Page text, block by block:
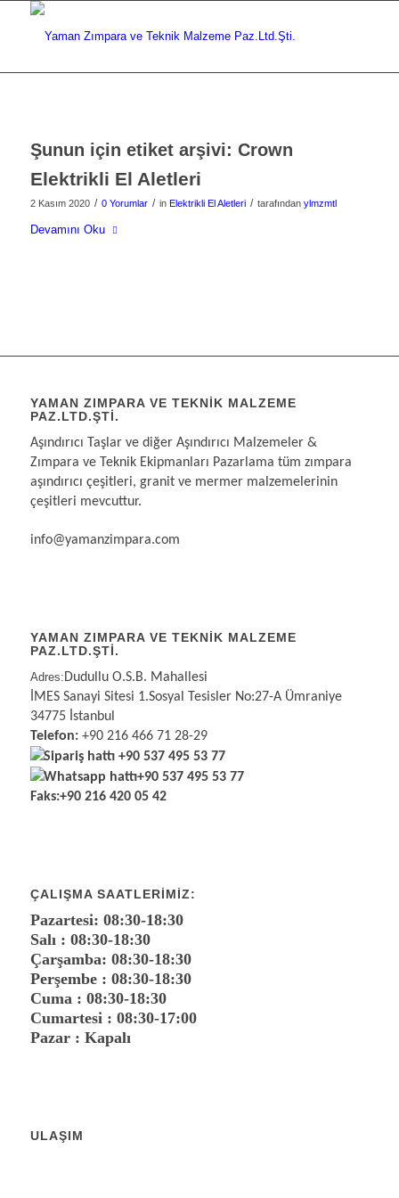
Şunun için etiket arşivi: Crown
Elektrikli El Aletleri
2 Kasım 2020 / 0 Yorumlar / in Elektrikli El Aletleri / tarafından ylmzmtl
Devamını Oku
YAMAN ZIMPARA VE TEKNIK MALZEME
PAZ.LTD.ŞTI.
Aşındırıcı Taşlar ve diğer Aşındırıcı Malzemeler &
Zımpara ve Teknik Ekipmanları Pazarlama tüm zımpara
aşındırıcı çeşitleri, granit ve mermer malzemelerinin
çeşitleri mevcuttur.
info@yamanzimpara.com
YAMAN ZIMPARA VE TEKNİK MALZEME
PAZ.LTD.ŞTİ.
Adres:Dudullu O.S.B. Mahallesi
İMES Sanayi Sitesi 1.Sosyal Tesisler No:27-A Ümraniye
34775 İstanbul
Telefon:+90 216 466 71 28-29
Sipariş hattı +90 537 495 53 77
Whatsapp hattı+90 537 495 53 77
Faks:+90 216 420 05 42
ÇALIŞMA SAATLERIMIZ:
Pazartesi: 08:30-18:30
Salı : 08:30-18:30
Çarşamba: 08:30-18:30
Perşembe : 08:30-18:30
Cuma : 08:30-18:30
Cumartesi : 08:30-17:00
Pazar : Kapalı
ULAŞIM